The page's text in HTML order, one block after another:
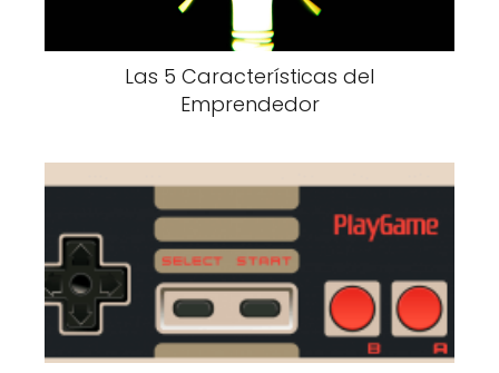
Las 5 Características del
Emprendedor